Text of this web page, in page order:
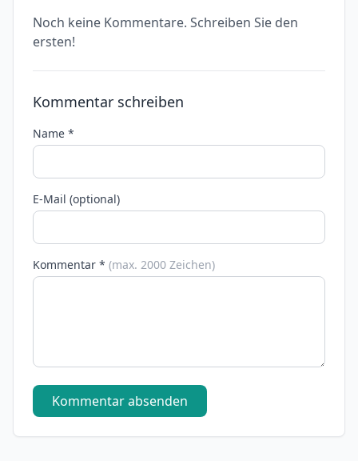
Noch keine Kommentare. Schreiben Sie den
ersten!
Kommentar schreiben
Name *
E-Mail (optional)
Kommentar * (max. 2000 Zeichen)
Kommentar absenden